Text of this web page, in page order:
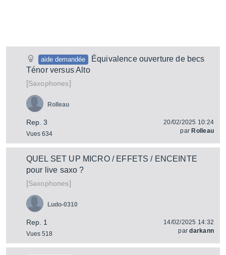
aide demandée
Équivalence ouverture de becs
Ténor versus Alto
[Saxophones]
Rep. 3
Vues 634
Rolleau
20/02/2025 10:24
par Rolleau
QUEL SET UP MICRO / EFFETS / ENCEINTE
pour live saxo ?
[Saxophones]
Rep. 1
Vues 518
Ludo-0310
14/02/2025 14:32
pardarkann